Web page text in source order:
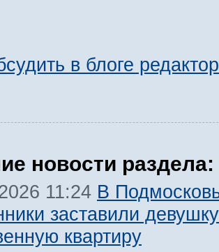
в блоге
новости раздела:
11:24 В
заставили
квартиру